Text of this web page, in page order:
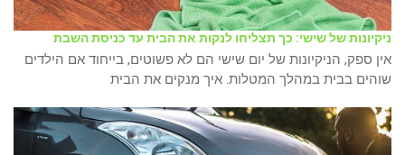
ניקיונות של שישי: כך תצליחו לנקות את הבית עד כניסת השבת
אין ספק, הניקיונות של יום שישי הם לא פשוטים, בייחוד אם הילדים
שוהים בבית במהלך המטלות. איך מנקים את הבית